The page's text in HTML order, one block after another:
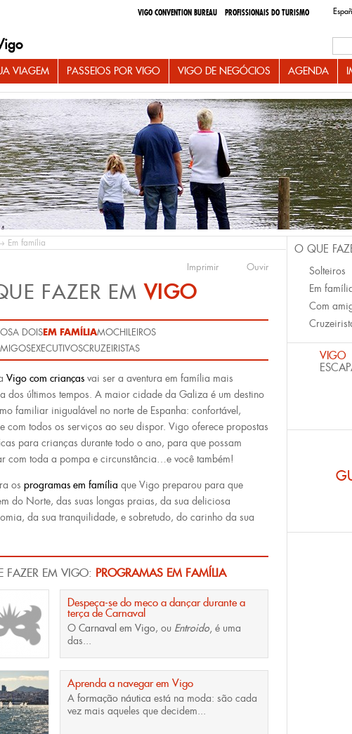
VIGO CONVENTION BUREAU PROFISSIONAIS DO TURISMO
VIAGEM PASSEIOS POR VIGO VIGO DE NEGÓCIOS AGENDA
família
Imprimir Ouvir
FAZER EMVIGO
A DOISEM FAMÍLIAMOCHILEIROS
EXECUTIVOSCRUZEIRISTAS
Vigo com crianças vai ser a aventura em família mais
dos últimos tempos. A maior cidade da Galiza é um destino
familiar inigualável no norte de Espanha: confortável,
com todos os serviços ao seu dispor. Vigo oferece propostas
para crianças durante todo o ano, para que possam
com toda a pompa e circunstância…e você também!
os programas em família que Vigo preparou para que
do Norte, das suas longas praias, da sua deliciosa
da sua tranquilidade, e sobretudo, do carinho da sua
FAZER EM VIGO: PROGRAMAS EM FAMÍLIA
Despeça-se do meco a dançar durante a
terça de Carnaval
O Carnaval em Vigo, ou Entroido, é uma
das...
Aprenda a navegar em Vigo
A formação náutica está na moda: são cada
vez mais aqueles que decidem...
O QUE
Solteiros
Em
Com
VIGO